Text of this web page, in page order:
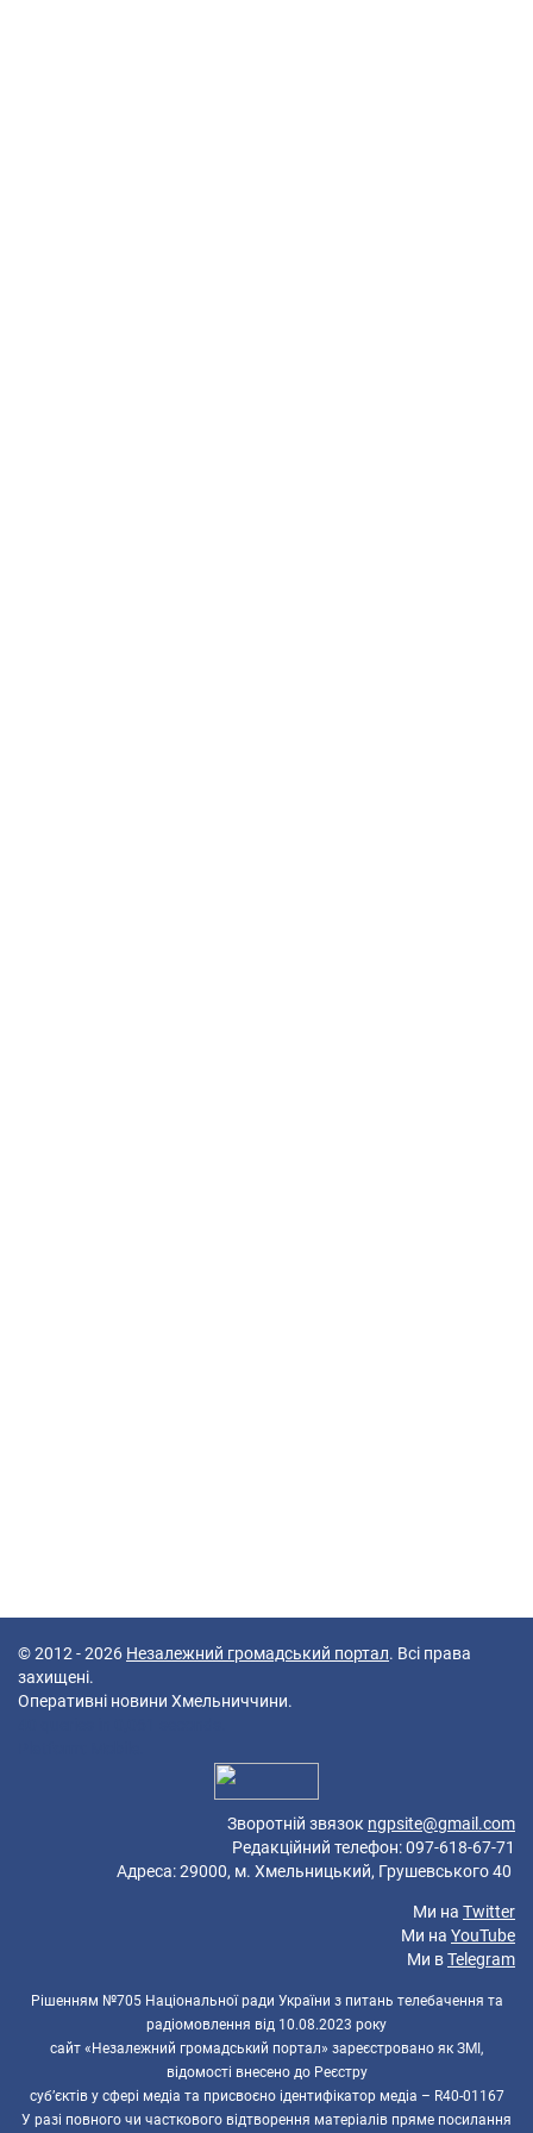
© 2012 - 2026 Незалежний громадський портал. Всі права
захищені.
Оперативні новини Хмельниччини.
Зворотній звязок ngpsite@gmail.com
Редакційний телефон: 097-618-67-71
Адреса: 29000, м. Хмельницький, Грушевського 40
Ми на Twitter
Ми на YouTube
Ми вTelegram
Рішенням №705 Національної ради України з питань телебачення та
радіомовлення від 10.08.2023 року
сайт «Незалежний громадський портал» зареєстровано як ЗМІ,
відомості внесено до Реєстру
суб’єктів у сфері медіа та присвоєно ідентифікатор медіа – R40-01167
У разі повного чи часткового відтворення матеріалів пряме посилання